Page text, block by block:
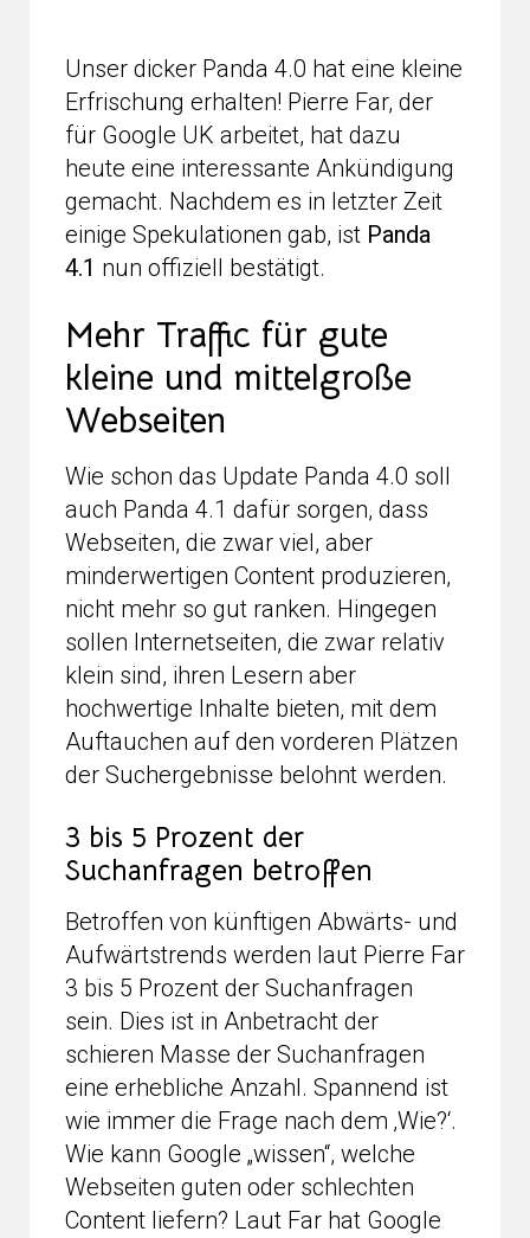
Unser dicker Panda 4.0 hat eine kleine
Erfrischung erhalten! Pierre Far, der
für Google UK arbeitet, hat dazu
heute eine interessante Ankündigung
gemacht. Nachdem es in letzter Zeit
einige Spekulationen gab, ist Panda
4.1 nun offiziell bestätigt.
Mehr Traffic für gute
kleine und mittelgroße
Webseiten
Wie schon das Update Panda 4.0 soll
auch Panda 4.1 dafür sorgen, dass
Webseiten, die zwar viel, aber
minderwertigen Content produzieren,
nicht mehr so gut ranken. Hingegen
sollen Internetseiten, die zwar relativ
klein sind, ihren Lesern aber
hochwertige Inhalte bieten, mit dem
Auftauchen auf den vorderen Plätzen
der Suchergebnisse belohnt werden.
3 bis 5 Prozent der
Suchanfragen betroffen
Betroffen von künftigen Abwärts- und
Aufwärtstrends werden laut Pierre Far
3 bis 5 Prozent der Suchanfragen
sein. Dies ist in Anbetracht der
schieren Masse der Suchanfragen
eine erhebliche Anzahl. Spannend ist
wie immer die Frage nach dem ‚Wie?‘.
Wie kann Google „wissen“, welche
Webseiten guten oder schlechten
Content liefern? Laut Far hat Google